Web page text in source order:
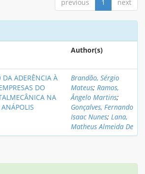
previous 1 next
Author(s)
DA ADERÊNCIA À
DO
NA
Brandão, Sérgio
Mateus; Ramos,
Ângelo Martins;
Gonçalves, Fernando
Isaac Nunes; Lana,
Matheus Almeida De